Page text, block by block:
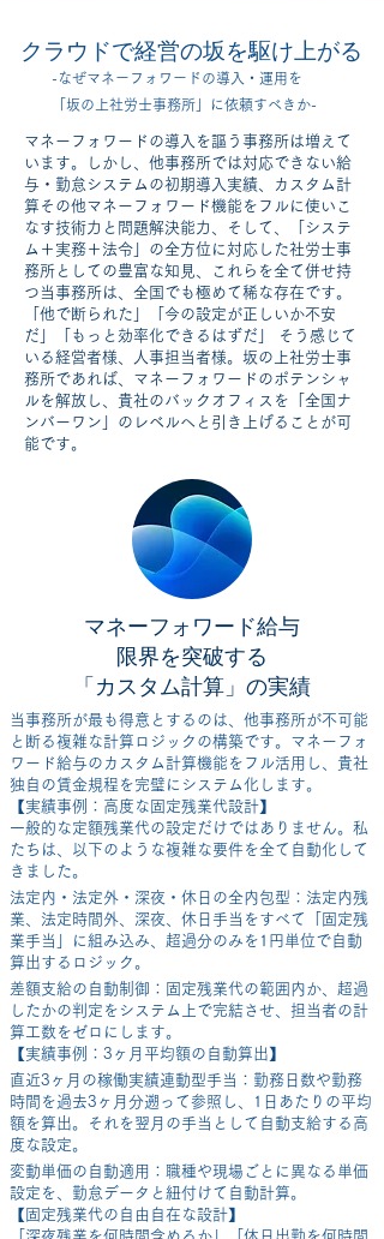
クラウドで経営の坂を駆け上がる
-なぜマネーフォワードの導入・運用を
「坂の上社労士事務所」に依頼すべきか-
マネーフォワードの導入を謳う事務所は増えて
います。しかし、他事務所では対応できない給
与・勤怠システムの初期導入実績、カスタム計
算その他マネーフォワード機能をフルに使いこ
なす技術力と問題解決能力、そして、「システ
ム＋実務＋法令」の全方位に対応した社労士事
務所としての豊富な知見、これらを全て併せ持
つ当事務所は、全国でも極めて稀な存在です。
「他で断られた」「今の設定が正しいか不安
だ」「もっと効率化できるはずだ」 そう感じて
いる経営者様、人事担当者様。坂の上社労士事
務所であれば、マネーフォワードのポテンシャ
ルを解放し、貴社のバックオフィスを「全国ナ
ンバーワン」のレベルへと引き上げることが可
能です。
マネーフォワード給与
限界を突破する
「カスタム計算」の実績
当事務所が最も得意とするのは、他事務所が不可能
と断る複雑な計算ロジックの構築です。マネーフォ
ワード給与のカスタム計算機能をフル活用し、貴社
独自の賃金規程を完璧にシステム化します。
【実績事例：高度な固定残業代設計】
一般的な定額残業代の設定だけではありません。私
たちは、以下のような複雑な要件を全て自動化して
きました。
法定内・法定外・深夜・休日の全内包型：法定内残
業、法定時間外、深夜、休日手当をすべて「固定残
業手当」に組み込み、超過分のみを1円単位で自動
算出するロジック。
差額支給の自動制御：固定残業代の範囲内か、超過
したかの判定をシステム上で完結させ、担当者の計
算工数をゼロにします。
【実績事例：3ヶ月平均額の自動算出】
直近3ヶ月の稼働実績連動型手当：勤務日数や勤務
時間を過去3ヶ月分遡って参照し、1日あたりの平均
額を算出。それを翌月の手当として自動支給する高
度な設定。
変動単価の自動適用：職種や現場ごとに異なる単価
設定を、勤怠データと紐付けて自動計算。
【固定残業代の自由自在な設計】